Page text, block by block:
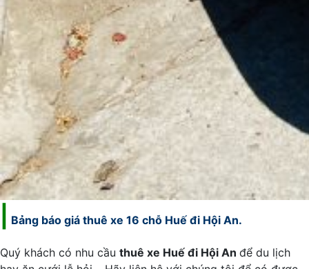
Bảng báo giá thuê xe 16 chỗ Huế đi Hội An.
Quý khách có nhu cầu thuê xe Huế đi Hội An để du lịch